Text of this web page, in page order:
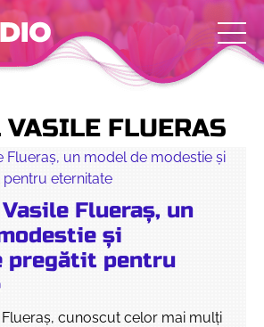
VASILE FLUERAS
Flueraș, un
și
pregătit pentru
cunoscut celor mai mulți